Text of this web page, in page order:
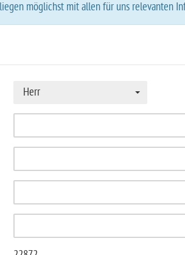
möglichst mit allen für uns relevanten
Herr